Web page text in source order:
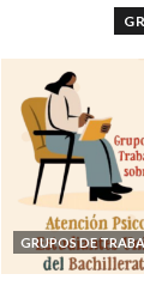
GRUPOS DE